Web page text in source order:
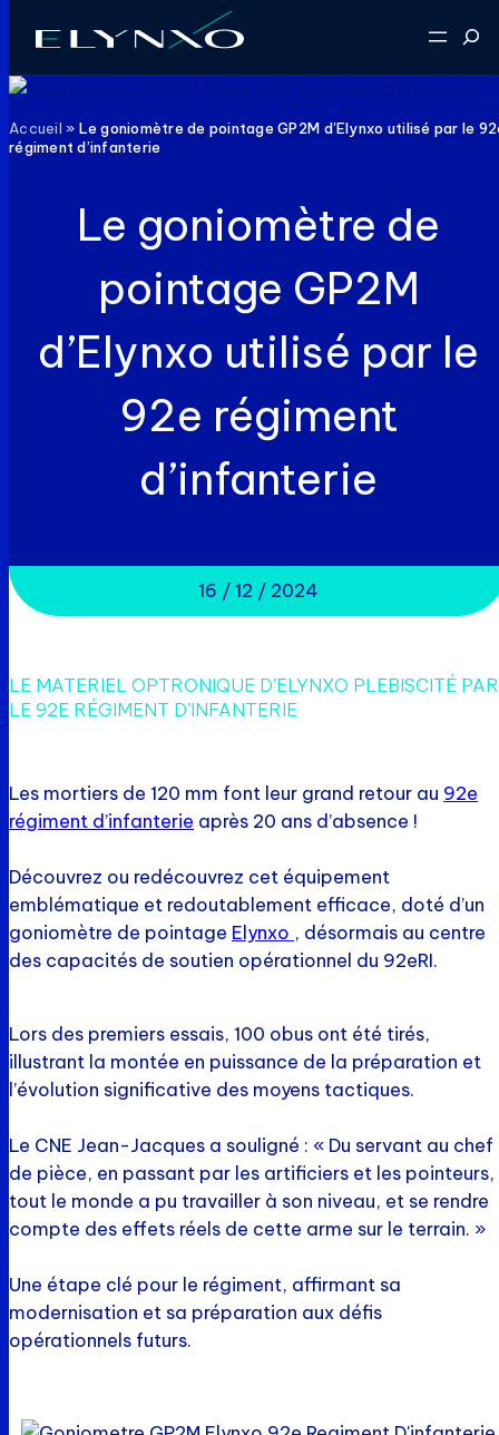
contenu
Accueil » Le goniomètre de pointage GP2M d’Elynxo utilisé par le
régiment d’infanterie
Le goniomètre de
pointage GP2M
d’Elynxo utilisé par le
92e régiment
d’infanterie
16 / 12 / 2024
LE MATERIEL OPTRONIQUE D’ELYNXO PLEBISCITÉ PAR
LE 92E RÉGIMENT D’INFANTERIE
Les mortiers de 120 mm font leur grand retour au 92e
régiment d’infanterie après 20 ans d’absence !
Découvrez ou redécouvrez cet équipement
emblématique et redoutablement efficace, doté d’un
goniomètre de pointage Elynxo , désormais au centre
des capacités de soutien opérationnel du 92eRI.
Lors des premiers essais, 100 obus ont été tirés,
illustrant la montée en puissance de la préparation et
l’évolution significative des moyens tactiques.
Le CNE Jean-Jacques a souligné : « Du servant au chef
de pièce, en passant par les artificiers et les pointeurs,
tout le monde a pu travailler à son niveau, et se rendre
compte des effets réels de cette arme sur le terrain. »
Une étape clé pour le régiment, affirmant sa
modernisation et sa préparation aux défis
opérationnels futurs.